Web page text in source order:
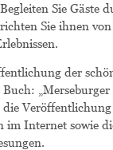
Sie Gäste
Sie ihnen
der
„Merseburger
die
im Internet sowie